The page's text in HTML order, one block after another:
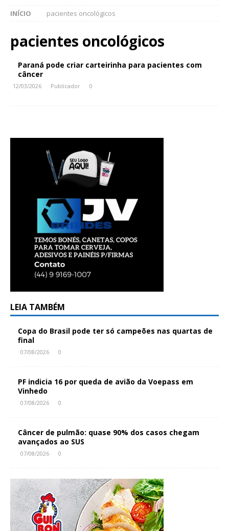
INÍCIO pacientes oncológicos
pacientes oncológicos
Paraná pode criar carteirinha para pacientes com
câncer
12/03/2026 Publicador 0
LEIA TAMBÉM
Copa do Brasil pode ter só campeões nas quartas de
final
07/08/2026 0
PF indicia 16 por queda de avião da Voepass em
Vinhedo
07/08/2026 0
Câncer de pulmão: quase 90% dos casos chegam
avançados ao SUS
07/08/2026 0